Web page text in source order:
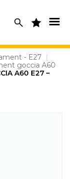
- E27
|
goccia A60
A60 E27 –